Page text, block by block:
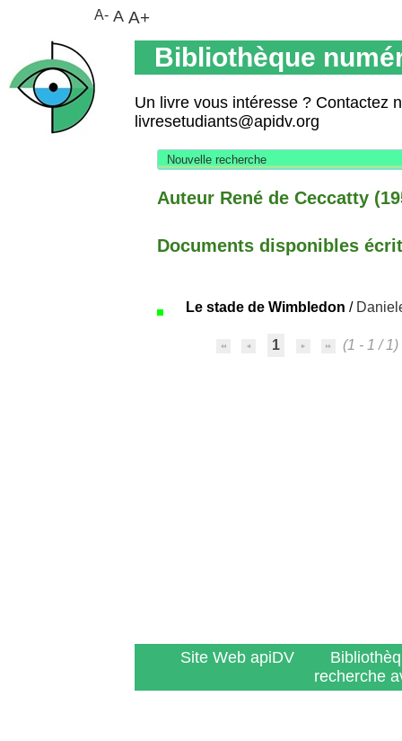
Bibliothèque
Un livre vous intéresse ? Contactez
livresetudiants@apidv.org
Nouvelle recherche
Auteur René de Ceccatty
Documents disponibles
Le stade de Wimbledon /
1 (1 - 1 / 1)
Site Web apiDV
recherche
A- A A+